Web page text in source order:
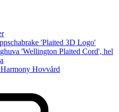
'Plaited 3D Logo'
'Wellington Plaited Cord', hel
Hovvård